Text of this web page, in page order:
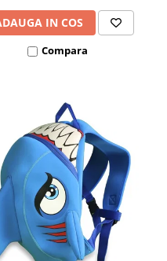
IN COS
Compara